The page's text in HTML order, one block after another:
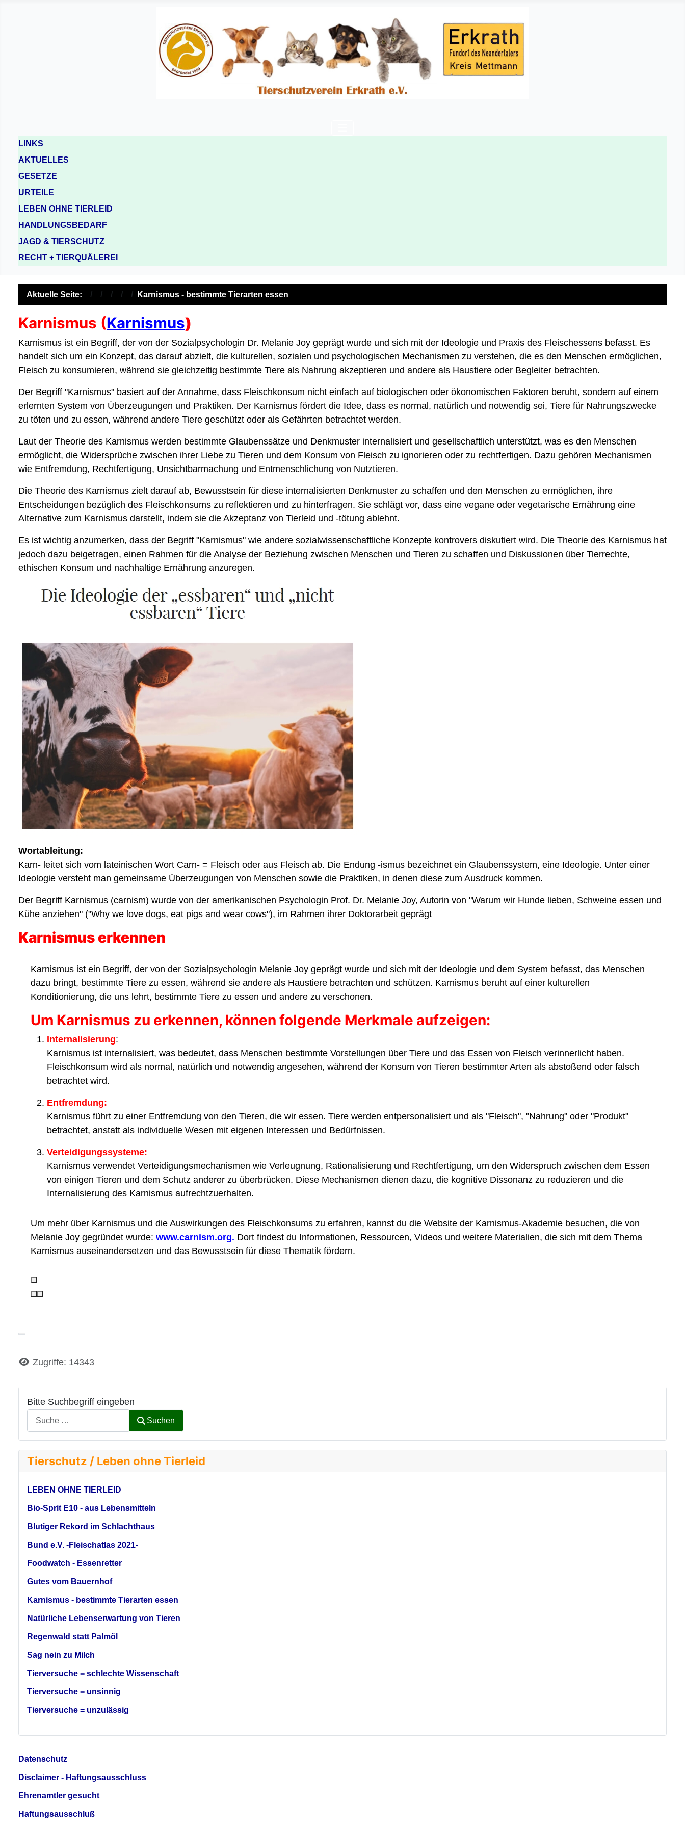
LINKS
AKTUELLES
GESETZE
URTEILE
LEBEN OHNE TIERLEID
HANDLUNGSBEDARF
JAGD & TIERSCHUTZ
RECHT + TIERQUÄLEREI
Bitte Suchbegriff eingeben
Suchen
Tierschutz / Leben ohne Tierleid
LEBEN OHNE TIERLEID
Bio-Sprit E10 - aus Lebensmitteln
Blutiger Rekord im Schlachthaus
Bund e.V. -Fleischatlas 2021-
Foodwatch - Essenretter
Gutes vom Bauernhof
Karnismus - bestimmte Tierarten essen
Natürliche Lebenserwartung von Tieren
Regenwald statt Palmöl
Sag nein zu Milch
Tierversuche = schlechte Wissenschaft
Tierversuche = unsinnig
Tierversuche = unzulässig
Aktuelle Seite: Karnismus - bestimmte Tierarten essen
Karnismus (Karnismus)
Karnismus ist ein Begriff, der von der Sozialpsychologin Dr. Melanie Joy geprägt wurde und sich mit der Ideologie und Praxis des Fleischessens befasst. Es
handelt sich um ein Konzept, das darauf abzielt, die kulturellen, sozialen und psychologischen Mechanismen zu verstehen, die es den Menschen ermöglichen,
Fleisch zu konsumieren, während sie gleichzeitig bestimmte Tiere als Nahrung akzeptieren und andere als Haustiere oder Begleiter betrachten.
Der Begriff "Karnismus" basiert auf der Annahme, dass Fleischkonsum nicht einfach auf biologischen oder ökonomischen Faktoren beruht, sondern auf einem
erlernten System von Überzeugungen und Praktiken. Der Karnismus fördert die Idee, dass es normal, natürlich und notwendig sei, Tiere für Nahrungszwecke
zu töten und zu essen, während andere Tiere geschützt oder als Gefährten betrachtet werden.
Laut der Theorie des Karnismus werden bestimmte Glaubenssätze und Denkmuster internalisiert und gesellschaftlich unterstützt, was es den Menschen
ermöglicht, die Widersprüche zwischen ihrer Liebe zu Tieren und dem Konsum von Fleisch zu ignorieren oder zu rechtfertigen. Dazu gehören Mechanismen
wie Entfremdung, Rechtfertigung, Unsichtbarmachung und Entmenschlichung von Nutztieren.
Die Theorie des Karnismus zielt darauf ab, Bewusstsein für diese internalisierten Denkmuster zu schaffen und den Menschen zu ermöglichen, ihre
Entscheidungen bezüglich des Fleischkonsums zu reflektieren und zu hinterfragen. Sie schlägt vor, dass eine vegane oder vegetarische Ernährung eine
Alternative zum Karnismus darstellt, indem sie die Akzeptanz von Tierleid und -tötung ablehnt.
Es ist wichtig anzumerken, dass der Begriff "Karnismus" wie andere sozialwissenschaftliche Konzepte kontrovers diskutiert wird. Die Theorie des Karnismus hat
jedoch dazu beigetragen, einen Rahmen für die Analyse der Beziehung zwischen Menschen und Tieren zu schaffen und Diskussionen über Tierrechte,
ethischen Konsum und nachhaltige Ernährung anzuregen.
Wortableitung:
Karn- leitet sich vom lateinischen Wort Carn- = Fleisch oder aus Fleisch ab. Die Endung -ismus bezeichnet ein Glaubenssystem, eine Ideologie. Unter einer
Ideologie versteht man gemeinsame Überzeugungen von Menschen sowie die Praktiken, in denen diese zum Ausdruck kommen.
Der Begriff Karnismus (carnism) wurde von der amerikanischen Psychologin Prof. Dr. Melanie Joy, Autorin von "Warum wir Hunde lieben, Schweine essen und
Kühe anziehen" ("Why we love dogs, eat pigs and wear cows"), im Rahmen ihrer Doktorarbeit geprägt
Karnismus erkennen
Karnismus ist ein Begriff, der von der Sozialpsychologin Melanie Joy geprägt wurde und sich mit der Ideologie und dem System befasst, das Menschen
dazu bringt, bestimmte Tiere zu essen, während sie andere als Haustiere betrachten und schützen. Karnismus beruht auf einer kulturellen
Konditionierung, die uns lehrt, bestimmte Tiere zu essen und andere zu verschonen.
Um Karnismus zu erkennen, können folgende Merkmale aufzeigen:
Internalisierung:
Karnismus ist internalisiert, was bedeutet, dass Menschen bestimmte Vorstellungen über Tiere und das Essen von Fleisch verinnerlicht haben.
Fleischkonsum wird als normal, natürlich und notwendig angesehen, während der Konsum von Tieren bestimmter Arten als abstoßend oder falsch
betrachtet wird.
Entfremdung:
Karnismus führt zu einer Entfremdung von den Tieren, die wir essen. Tiere werden entpersonalisiert und als "Fleisch", "Nahrung" oder "Produkt"
betrachtet, anstatt als individuelle Wesen mit eigenen Interessen und Bedürfnissen.
Verteidigungssysteme:
Karnismus verwendet Verteidigungsmechanismen wie Verleugnung, Rationalisierung und Rechtfertigung, um den Widerspruch zwischen dem Essen
von einigen Tieren und dem Schutz anderer zu überbrücken. Diese Mechanismen dienen dazu, die kognitive Dissonanz zu reduzieren und die
Internalisierung des Karnismus aufrechtzuerhalten.
Um mehr über Karnismus und die Auswirkungen des Fleischkonsums zu erfahren, kannst du die Website der Karnismus-Akademie besuchen, die von
Melanie Joy gegründet wurde: www.carnism.org. Dort findest du Informationen, Ressourcen, Videos und weitere Materialien, die sich mit dem Thema
Karnismus auseinandersetzen und das Bewusstsein für diese Thematik fördern.
DetailsZugriffe: 14343
Datenschutz
Disclaimer - Haftungsausschluss
Ehrenamtler gesucht
Haftungsausschluß